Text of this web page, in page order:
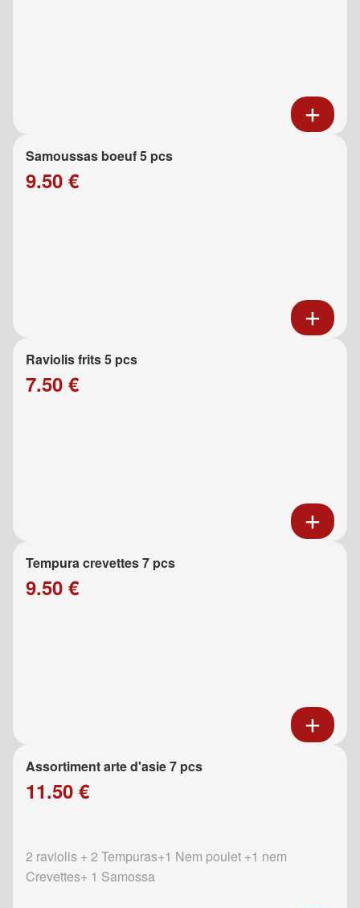
Samoussas boeuf 5 pcs
9.50 €
Raviolis frits 5 pcs
7.50 €
Tempura crevettes 7 pcs
9.50 €
Assortiment arte d'asie 7 pcs
11.50 €
2 raviolis + 2 Tempuras+1 Nem poulet +1 nem
Crevettes+ 1 Samossa